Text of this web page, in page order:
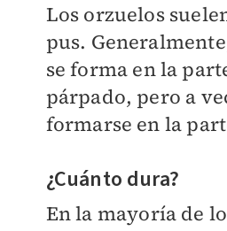
Los orzuelos
pus.
se forma en la
párpado, pero a
formarse en la
¿Cuánto dura?
En la mayoría de